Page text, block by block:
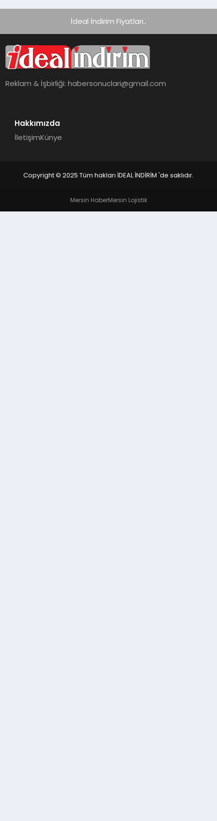
İdeal İndirim Fiyatları..
Reklam & İşbirliği:habersonuclari@gmail.com
Hakkımızda
İletişimKünye
Copyright © 2025 Tüm hakları İDEAL İNDİRİM 'de saklıdır.
Mersin HaberMersin Lojistik